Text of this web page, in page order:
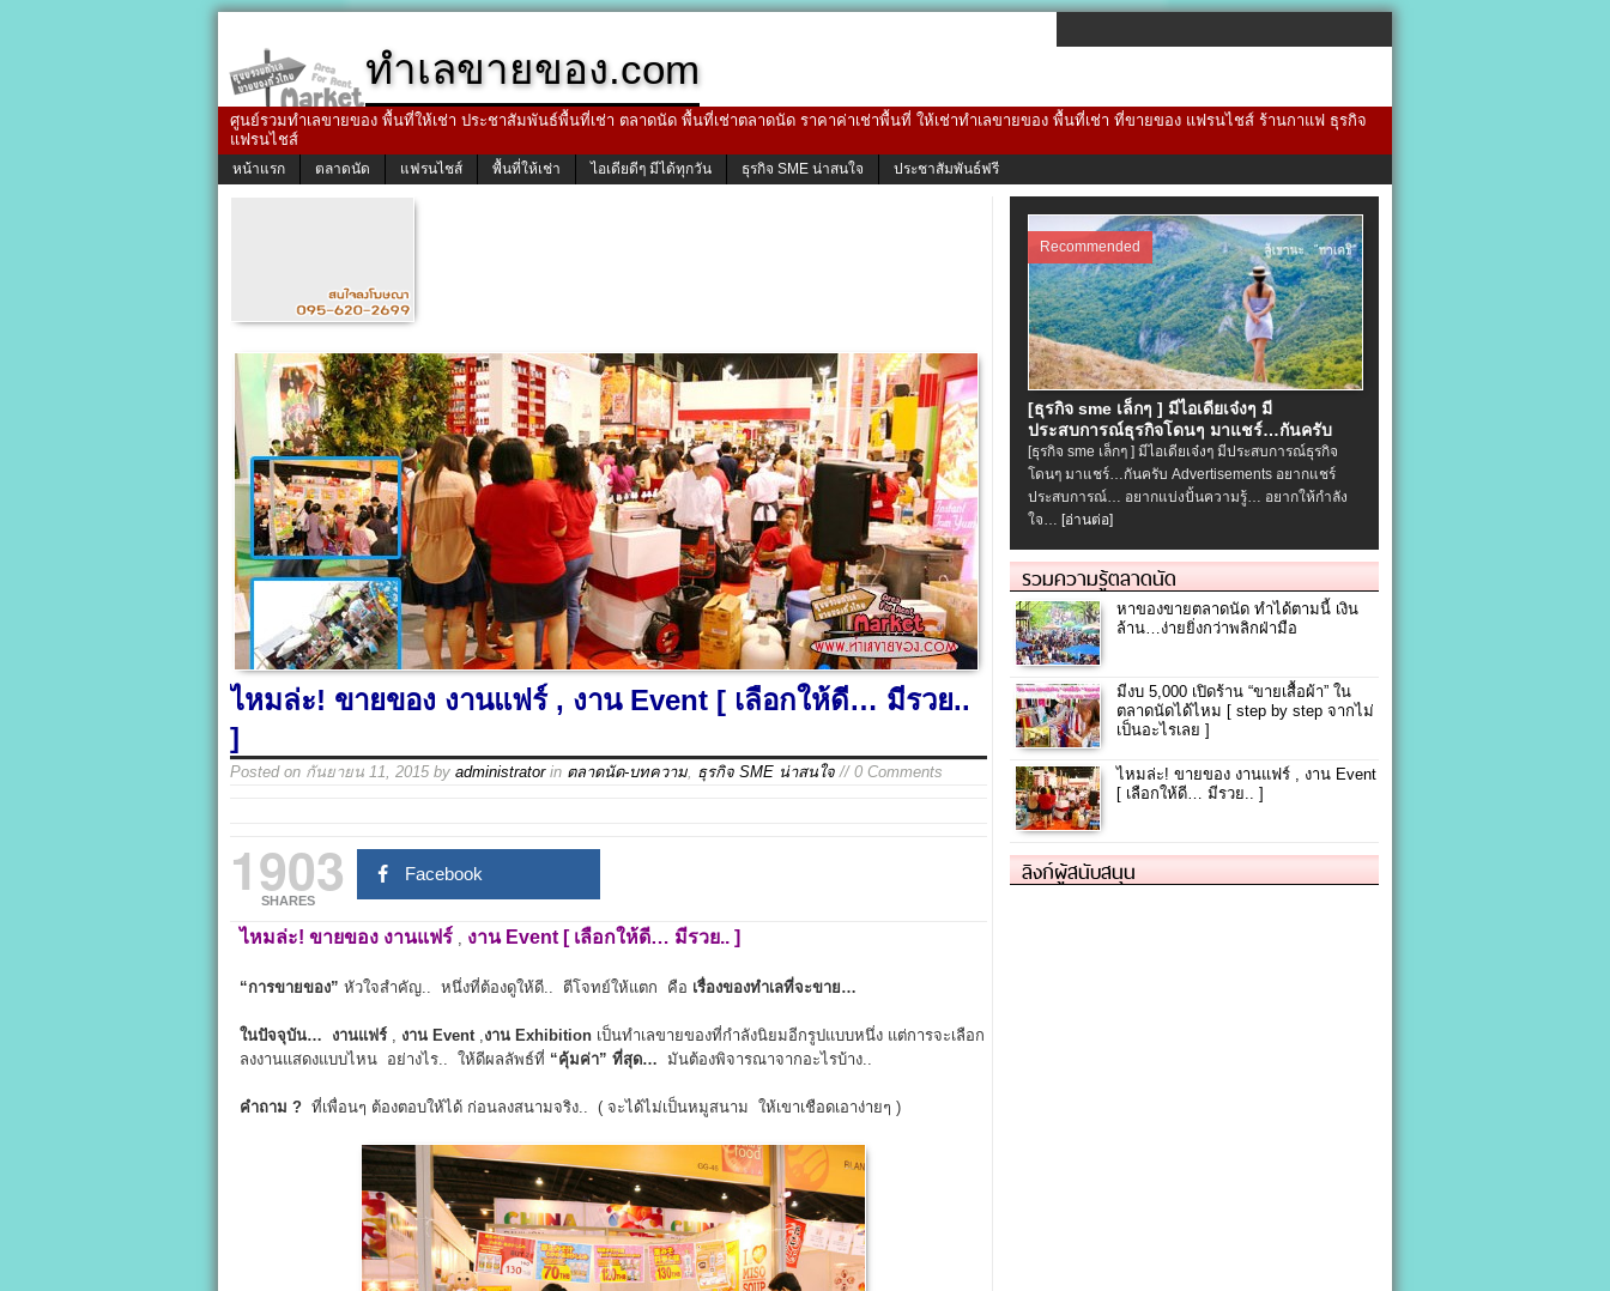
ทำเลขายของ.com
ศูนย์รวมทำเลขายของ พื้นที่ให้เช่า ประชาสัมพันธ์พื้นที่เช่า ตลาดนัด พื้นที่เช่าตลาดนัด ราคาค่าเช่าพื้นที่ ให้เช่าทำเลขายของ พื้นที่เช่า ที่ขายของ แฟรนไชส์ ร้านกาแฟ ธุรกิจ
แฟรนไชส์
หน้าแรก ตลาดนัด แฟรนไชส์ พื้นที่ให้เช่า ไอเดียดีๆ มีได้ทุกวัน ธุรกิจ SME น่าสนใจ ประชาสัมพันธ์ฟรี
ไหมล่ะ! ขายของ งานแฟร์ , งาน Event [ เลือกให้ดี… มีรวย..
]
Posted on กันยายน 11, 2015 by administratorin ตลาดนัด-บทความ ธุรกิจ SME น่าสนใจ // 0 Comments
1903
SHARES
Facebook
ไหมล่ะ! ขายของ งานแฟร์ งาน Event [ เลือกให้ดี… มีรวย.. ]
“การขายของ” หัวใจสำคัญ.. หนึ่งที่ต้องดูให้ดี.. ตีโจทย์ให้แตก คือ เรื่องของทำเลที่จะขาย…
ในปัจจุบัน… งานแฟร์ งาน Event งาน Exhibition เป็นทำเลขายของที่กำลังนิยมอีกรูปแบบหนึ่ง แต่การจะเลือก
ลงงานแสดงแบบไหน อย่างไร.. ให้ดีผลลัพธ์ที่ “คุ้มค่า” ที่สุด… มันต้องพิจารณาจากอะไรบ้าง..
คำถาม ? ที่เพื่อนๆ ต้องตอบให้ได้ ก่อนลงสนามจริง.. ( จะได้ไม่เป็นหมูสนาม ให้เขาเชือดเอาง่ายๆ )
Recommended
[ธุรกิจ sme เล็กๆ ] มีไอเดียเจ๋งๆ มี
ประสบการณ์ธุรกิจโดนๆ มาแชร์…กันครับ
[ธุรกิจ sme เล็กๆ ] มีไอเดียเจ๋งๆ มีประสบการณ์ธุรกิจ
โดนๆ มาแชร์…กันครับ Advertisements อยากแชร์
ประสบการณ์… อยากแบ่งปั้นความรู้… อยากให้กำลัง
ใจ… [อ่านต่อ]
รวมความรู้ตลาดนัด
หาของขายตลาดนัด ทำได้ตามนี้ เงิน
ล้าน…ง่ายยิ่งกว่าพลิกฝ่ามือ
มีงบ 5,000 เปิดร้าน “ขายเสื้อผ้า” ใน
ตลาดนัดได้ไหม [ step by step จากไม่
เป็นอะไรเลย ]
ไหมล่ะ! ขายของ งานแฟร์ , งาน Event
[ เลือกให้ดี… มีรวย.. ]
ลิงก์ผู้สนับสนุน